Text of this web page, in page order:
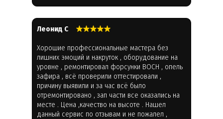
Леонид С
Хорошие профессиональные мастера без
лишних эмоций и накруток , оборудование на
уровне , ремонтировал форсунки BOCH , опель
зафира , всё проверили оттестировали ,
причину выявили и за час всё было
отремонтировано , зап части все оказались на
месте . Цена ,качество на высоте . Нашел
данный сервис по отзывам и не пожалел ,